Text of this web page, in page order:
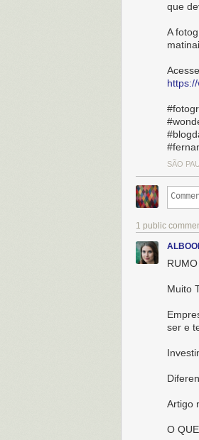
que
A
SÃO
1 public
Muito
ser e
Artigo
O